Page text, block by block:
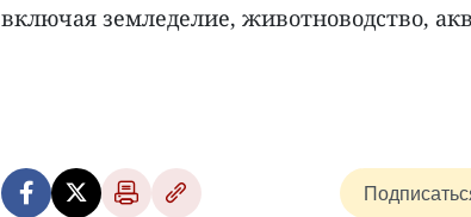
включая земледелие, животноводство,